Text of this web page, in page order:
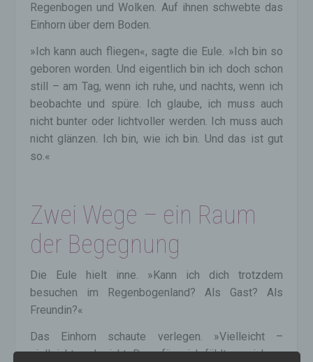
Regenbogen und Wolken. Auf ihnen schwebte das
Einhorn über dem Boden.
»Ich kann auch fliegen«, sagte die Eule. »Ich bin so
geboren worden. Und eigentlich bin ich doch schon
still – am Tag, wenn ich ruhe, und nachts, wenn ich
beobachte und spüre. Ich glaube, ich muss auch
nicht bunter oder lichtvoller werden. Ich muss auch
nicht glänzen. Ich bin, wie ich bin. Und das ist gut
so.«
Zwei Wege – ein Raum
der Begegnung
Die Eule hielt inne. »Kann ich dich trotzdem
besuchen im Regenbogenland? Als Gast? Als
Freundin?«
Das Einhorn schaute verlegen. »Vielleicht –
vielleicht auch nicht. Denn für mich fühlt es sich so